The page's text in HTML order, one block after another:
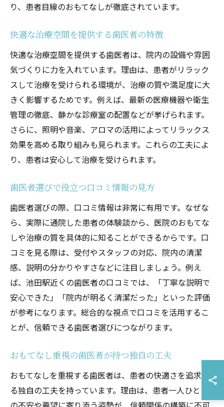
り、患者目線のおもてなしが徹底されています。
快適な治療空間を提供する歯医者の特徴
快適な治療空間を提供する歯医者は、院内の設備や雰囲
気づくりに力を入れています。理由は、患者がリラック
スして治療を受けられる環境が、治療の質や満足度に大
きく影響するためです。例えば、最新の医療機器や衛生
管理の徹底、静かな診療室の配置などが挙げられます。
さらに、照明や音楽、アロマの活用によってリラックス
効果を高める取り組みも見られます。これらの工夫によ
り、患者は安心して治療を受けられます。
歯医者選びで役立つ口コミ情報の見方
歯医者選びの際、口コミ情報は非常に有用です。なぜな
ら、実際に通院した患者の体験談から、医院のおもてな
しや治療の質を具体的に知ることができるからです。口
コミを見る際は、受付やスタッフの対応、院内の清潔
感、説明の分かりやすさなどに注目しましょう。例え
ば、池田駅近くの歯医者の口コミでは、「丁寧な説明で
安心できた」「院内が明るく清潔だった」といった評価
が参考になります。総合的な視点で口コミを活用するこ
とが、信頼できる歯医者選びにつながります。
おもてなし重視の歯医者が持つ独自の工夫
おもてなしを重視する歯医者は、患者の快適さを追求す
る独自の工夫を持っています。理由は、患者一人ひとり